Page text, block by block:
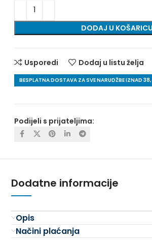
DODAJ U KOŠARICU
Usporedi Dodaj u listu želja
BESPLATNA DOSTAVA ZA SVE NARUDŽBE IZNAD
Podijeli s prijateljima:
Dodatne informacije
Opis
Načini plaćanja